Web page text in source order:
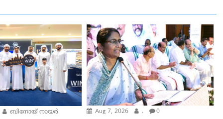
ബിനോയ് നായര്‍
Aug 7, 2026 . 0